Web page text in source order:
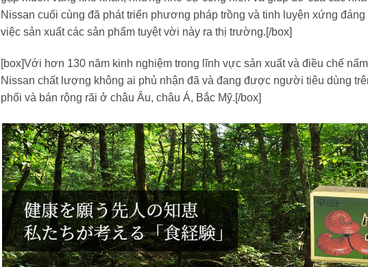
Nissan cuối cùng đã phát triển phương pháp trồng và tinh luyện xứng
việc sản xuất các sản phẩm tuyệt vời này ra thị trường.[/box]
[box]Với hơn 130 năm kinh nghiệm trong lĩnh vực sản xuất và điều chế
Nissan chất lượng không ai phủ nhận đã và đang được người tiêu dùng
phối và bán rộng rãi ở châu Âu, châu Á, Bắc Mỹ.[/box]